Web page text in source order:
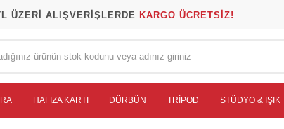
ÜZERİ ALIŞVERİŞLERDE KARGO ÜCRETSİZ!
HAFIZA KARTI DÜRBÜN TRIPOD STÜDYO & IŞIK